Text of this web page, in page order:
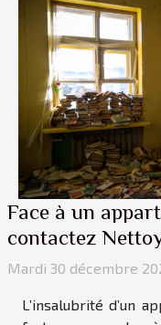
Face à un
contactez
Mardi 30 décembre
L’insalubrité d’un